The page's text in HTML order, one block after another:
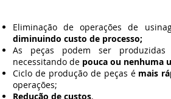
Eliminação de operações de
diminuindo custo de processo;
As peças podem ser produzidas
necessitando de pouca ou nenhuma
Ciclo de produção de peças é mais
operações;
Redução de custos.